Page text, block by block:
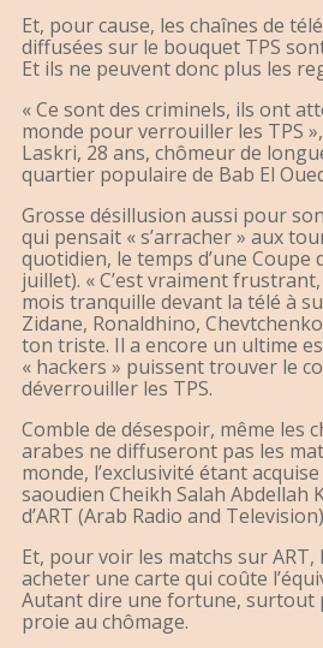
Et, pour cause, les chaînes de
diffusées sur le bouquet TPS
Et ils ne peuvent donc plus les
« Ce sont des criminels, ils ont
monde pour verrouiller les TPS
Laskri, 28 ans, chômeur de
quartier populaire de Bab El
Grosse désillusion aussi pour
qui pensait « s’arracher » aux
quotidien, le temps d’une Coupe
juillet). « C’est vraiment
mois tranquille devant la télé à
Zidane, Ronaldhino,
ton triste. Il a encore un ultime
« hackers » puissent trouver le
déverrouiller les TPS.
Comble de désespoir, même les
arabes ne diffuseront pas les
monde, l’exclusivité étant
saoudien Cheikh Salah Abdellah
d’ART (Arab Radio and
Et, pour voir les matchs sur
acheter une carte qui coûte
Autant dire une fortune, surtout
proie au chômage.